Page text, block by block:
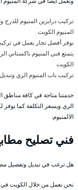
تركيب درابزين المنيوم للدرج
المنيوم الكويت
نوفر أفضل نجار يعمل في
يتمتع فني المنيوم باكستاني
الكويت
تركيب باب المنيوم الري
خدمتنا متاحة في كافة مناطق
الري وبسعر التكلفة كما نوفر
الالمنيوم.
فني تصليح
هل ترغب في تبديل وتفصيل
نحن نعمل من خلال الكويت في